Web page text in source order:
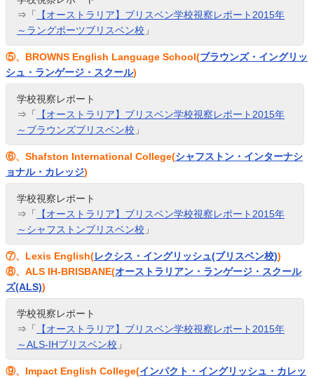
⇒「
【オーストラリア】ブリスベン学校視察レポート2015年
～ラングポーツブリスベン校 」
⑤、BROWNS English Language School(ブラウンズ・イングリッ
シュ・ランゲージ・スクール)
学校視察レポート
⇒「
【オーストラリア】ブリスベン学校視察レポート2015年
～ブラウンズブリスベン校 」
⑥、Shafston International College(シャフストン・インターナシ
ョナル・カレッジ)
学校視察レポート
⇒「
【オーストラリア】ブリスベン学校視察レポート2015年
～シャフストンブリスベン校 」
⑦、Lexis English(レクシス・イングリッシュ(ブリスベン校))
⑧、ALS IH-BRISBANE(オーストラリアン・ランゲージ・スクール
ズ(ALS))
学校視察レポート
⇒「
【オーストラリア】ブリスベン学校視察レポート2015年
～ALS-IHブリスベン校 」
⑨、Impact English College(インパクト・イングリッシュ・カレッ